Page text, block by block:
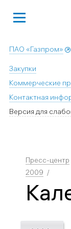
ПАО «Газпром»
Закупки
Коммерческие
Контактная
Версия для
Пресс-центр
2009